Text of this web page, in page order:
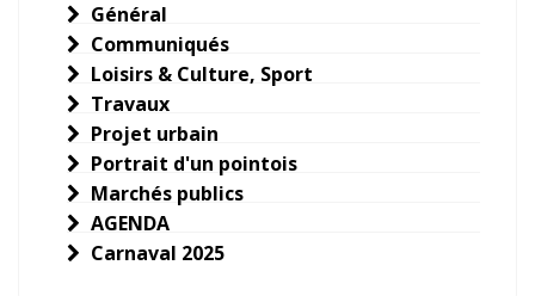
Général
Communiqués
Loisirs & Culture, Sport
Travaux
Projet urbain
Portrait d'un pointois
Marchés publics
AGENDA
Carnaval 2025